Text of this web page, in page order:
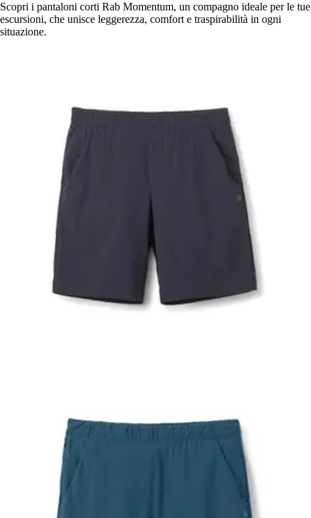
Scopri i pantaloni corti Rab Momentum, un compagno ideale per le tue
escursioni, che unisce leggerezza, comfort e traspirabilità in ogni
situazione.